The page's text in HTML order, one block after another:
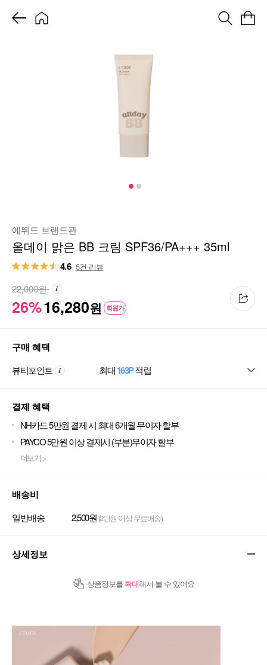
에뛰드 브랜드관
올데이 맑은 BB 크림 SPF36/PA+++ 35ml
4.6 5건 리뷰
26%16,280원 회원가
22,000원
구매 혜택
뷰티포인트 최대163P적립
결제 혜택
NH카드 5만원 결제 시 최대 6개월 무이자 할부
PAYCO 5만원 이상 결제시 (부분)무이자 할부
더보기 >
배송비
일반배송 2,500원 (2만원 이상 무료배송)
상세정보
상품정보를 확대해서 볼 수 있어요